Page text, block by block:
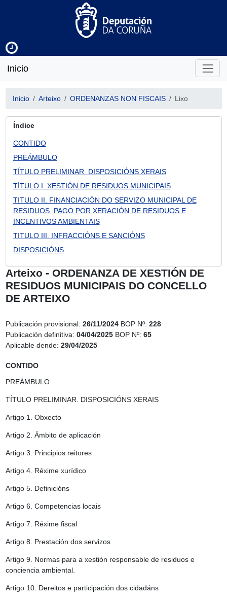
Inicio
Inicio Arteixo ORDENANZAS NON FISCAIS Lixo
Índice
CONTIDO
PREÁMBULO
TÍTULO PRELIMINAR. DISPOSICIÓNS XERAIS
TÍTULO I. XESTIÓN DE RESIDUOS MUNICIPAIS
TITULO II. FINANCIACIÓN DO SERVIZO MUNICIPAL DE
RESIDUOS. PAGO POR XERACIÓN DE RESIDUOS E
INCENTIVOS AMBIENTAIS
TITULO III. INFRACCIÓNS E SANCIÓNS
DISPOSICIÓNS
Arteixo - ORDENANZA DE XESTIÓN DE
RESIDUOS MUNICIPAIS DO CONCELLO
DE ARTEIXO
Publicación provisional: 26/11/2024 BOP Nº: 228
Publicación definitiva: 04/04/2025 BOP Nº: 65
Aplicable dende: 29/04/2025
CONTIDO
PREÁMBULO
TÍTULO PRELIMINAR. DISPOSICIÓNS XERAIS
Artigo 1. Obxecto
Artigo 2. Ámbito de aplicación
Artigo 3. Principios reitores
Artigo 4. Réxime xurídico
Artigo 5. Definicións
Artigo 6. Competencias locais
Artigo 7. Réxime fiscal
Artigo 8. Prestación dos servizos
Artigo 9. Normas para a xestión responsable de residuos e
conciencia ambiental.
Artigo 10. Dereitos e participación dos cidadáns